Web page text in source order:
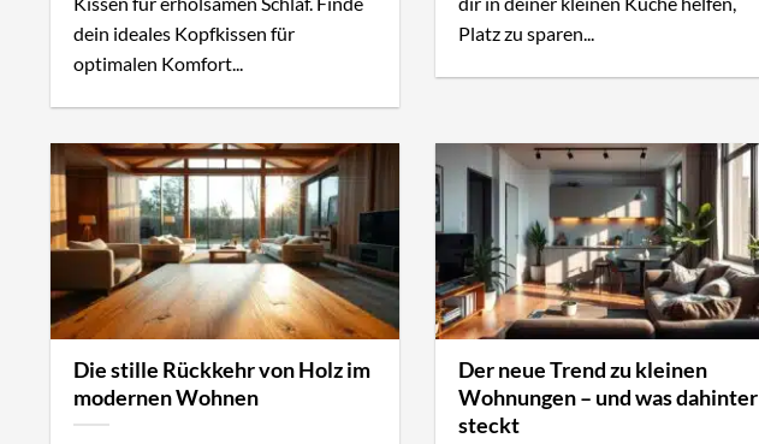
dein ideales Kopfkissen für
optimalen Komfort...
Platz zu sparen...
Die stille Rückkehr von Holz im
modernen Wohnen
Der neue Trend zu kleinen
Wohnungen – und was dahinter
steckt